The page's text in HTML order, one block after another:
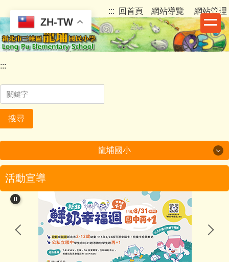
到
主
要
容
::: 回首頁 網站導覽 網站管理
ZH-TW
:::
搜尋
龍埔國小
龍埔國小
認識龍埔
行政團隊
活動宣導